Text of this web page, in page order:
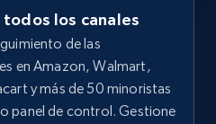
todos los canales
de las
en Amazon, Walmart,
y más de 50 minoristas
panel de control. Gestione